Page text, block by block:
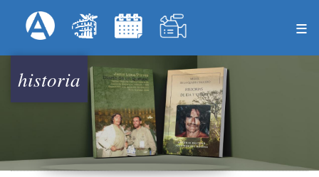
al
Menú Superior
historia